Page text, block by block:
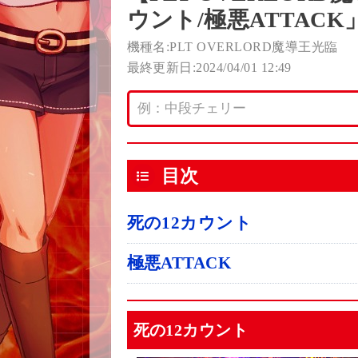
ウント/極悪ATTACK
機種名:PLT OVERLORD魔導王光臨
最終更新日:2024/04/01 12:49
目次
死の12カウント
極悪ATTACK
死の12カウント